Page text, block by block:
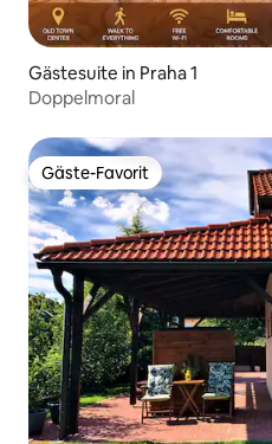
Gästesuite in Praha 1
Doppelmoral
Gäste-Favorit
Gäste-Favorit